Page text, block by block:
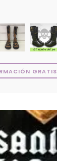
GRATIS